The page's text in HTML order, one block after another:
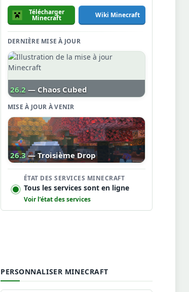
Télécharger
Minecraft Wiki Minecraft
DERNIÈRE MISE À JOUR
26.2 — Chaos Cubed
MISE À JOUR À VENIR
26.3 — Troisième Drop
ÉTAT DES SERVICES MINECRAFT
Tous les services sont en ligne
Voir l’état des services
PERSONNALISER MINECRAFT